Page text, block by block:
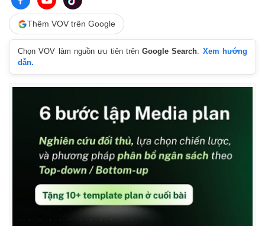
Thế giới
Quan sát
Multimedia
Infographic
Thêm VOV trên Google
Chọn VOV làm nguồn ưu tiên trênGoogle Search. Xem hướng
dẫn.